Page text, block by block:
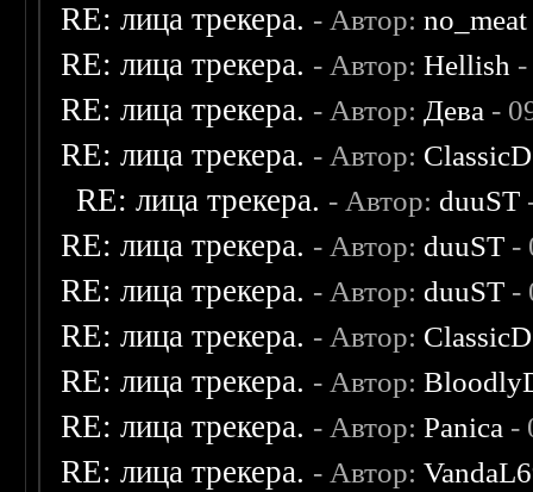
RE: лица трекера. - Автор:no_meat
RE: лица трекера. - Автор:Hellish
RE: лица трекера. - Автор: Дева -
RE: лица трекера. - Автор:
RE: лица трекера. - Автор: duuST
RE: лица трекера. - Автор: duuST -
RE: лица трекера. - Автор: duuST -
RE: лица трекера. - Автор:
RE: лица трекера. - Автор:
RE: лица трекера. - Автор:Panica -
RE: лица трекера. - Автор: